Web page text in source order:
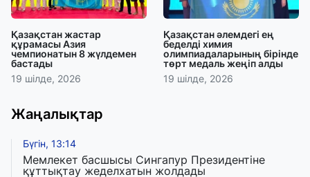
Қазақстан жастар
құрамасы Азия
чемпионатын 8 жүлдемен
бастады
19 шілде, 2026
Қазақстан әлемдегі ең
беделді химия
олимпиадаларының бірінде
төрт медаль жеңіп алды
19 шілде, 2026
Жаңалықтар
Бүгін, 13:14
Мемлекет басшысы Сингапур Президентіне
құттықтау жеделхатын жолдады